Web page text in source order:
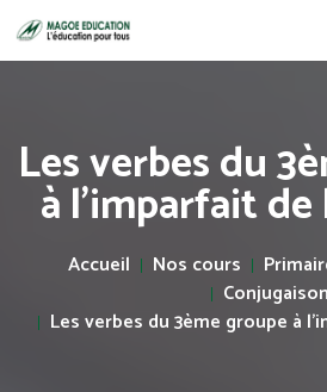
Les verbes du
à l’imparfait
Accueil Nos cours
Conjugaison
Les verbes du 3ème groupe à